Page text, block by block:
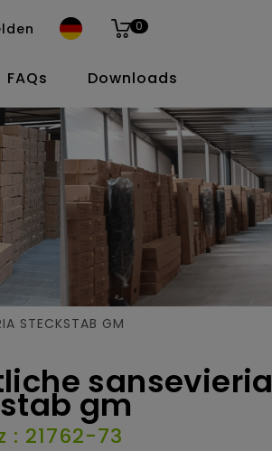
0
FAQs Downloads
STECKSTAB GM
sansevieria
gm
: 21762-73